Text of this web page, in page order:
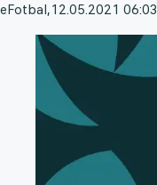
eFotbal,12.05.2021 06:03